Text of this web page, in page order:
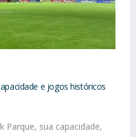
e jogos históricos
Parque, sua capacidade,